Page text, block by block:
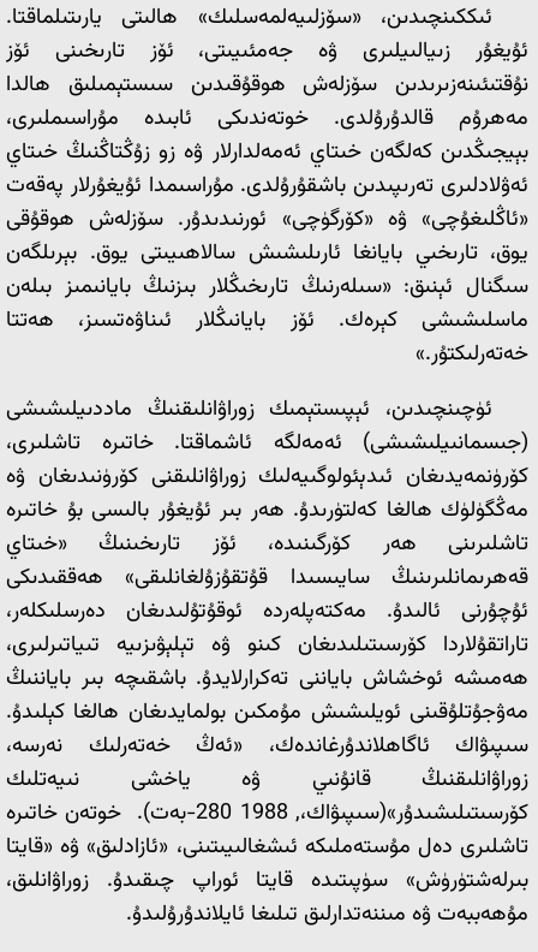
ئىككىنچىدىن، «سۆزلىيەلمەسلىك» ھالىتى يارىتىلماقتا.
ئۇيغۇر زىيالىيلىرى ۋە جەمئىيىتى، ئۆز تارىخىنى ئۆز
نۇقتىئىنەزىرىدىن سۆزلەش ھوقۇقىدىن سىستېمىلىق ھالدا
مەھرۇم قالدۇرۇلدى. خوتەندىكى ئابىدە مۇراسىملىرى،
بېيجىڭدىن كەلگەن خىتاي ئەمەلدارلار ۋە زو زۇڭتاڭنىڭ خىتاي
ئەۋلادلىرى تەرىپىدىن باشقۇرۇلدى. مۇراسىمدا ئۇيغۇرلار پەقەت
«ئاڭلىغۇچى» ۋە «كۆرگۈچى» ئورنىدىدۇر. سۆزلەش ھوقۇقى
يوق، تارىخىي بايانغا ئارىلىشىش سالاھىيىتى يوق. بېرىلگەن
سىگنال ئېنىق: «سىلەرنىڭ تارىخىڭلار بىزنىڭ بايانىمىز بىلەن
ماسلىشىشى كېرەك. ئۆز بايانىڭلار ئىناۋەتسىز، ھەتتا
خەتەرلىكتۇر.»
ئۈچىنچىدىن، ئېپىستېمىك زوراۋانلىقنىڭ ماددىيلىشىشى
(جىسمانىيلىشىشى) ئەمەلگە ئاشماقتا. خاتىرە تاشلىرى،
كۆرۈنمەيدىغان ئىدېئولوگىيەلىك زوراۋانلىقنى كۆرۈنىدىغان ۋە
مەڭگۈلۈك ھالغا كەلتۈرىدۇ. ھەر بىر ئۇيغۇر بالىسى بۇ خاتىرە
تاشلىرىنى ھەر كۆرگىنىدە، ئۆز تارىخىنىڭ «خىتاي
قەھرىمانلىرىنىڭ سايىسىدا قۇتقۇزۇلغانلىقى» ھەققىدىكى
ئۇچۇرنى ئالىدۇ. مەكتەپلەردە ئوقۇتۇلىدىغان دەرسلىكلەر،
تاراتقۇلاردا كۆرسىتىلىدىغان كىنو ۋە تېلېۋىزىيە تىياتىرلىرى،
ھەمىشە ئوخشاش باياننى تەكرارلايدۇ. باشقىچە بىر باياننىڭ
مەۋجۇتلۇقىنى ئويلىشىش مۇمكىن بولمايدىغان ھالغا كېلىدۇ.
سىپىۋاك ئاگاھلاندۇرغاندەك، «ئەڭ خەتەرلىك نەرسە،
زوراۋانلىقنىڭ قانۇنىي ۋە ياخشى نىيەتلىك
كۆرسىتىلىشىدۇر»(سىپىۋاك،, 1988 280-بەت). خوتەن خاتىرە
تاشلىرى دەل مۇستەملىكە ئىشغالىيىتىنى، «ئازادلىق» ۋە «قايتا
بىرلەشتۈرۈش» سۈپىتىدە قايتا ئوراپ چىقىدۇ. زوراۋانلىق،
مۇھەببەت ۋە مىننەتدارلىق تىلىغا ئايلاندۇرۇلىدۇ.